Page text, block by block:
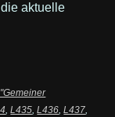
aktuelle
,L435,L436,L437,